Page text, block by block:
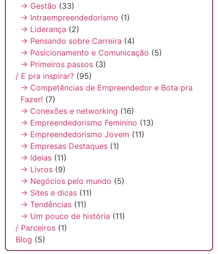
→ Gestão (33)
→ Intraempreendedorismo (1)
→ Liderança (2)
→ Pensando sobre Carreira (4)
→ Posicionamento e Comunicação (5)
→ Primeiros passos (3)
/ E pra inspirar? (95)
→ Competências de Empreendedor e Bota pra
Fazer! (7)
→ Conexões e networking (16)
→ Empreendedorismo Feminino (13)
→ Empreendedorismo Jovem (11)
→ Empresas Destaques (1)
→ Ideias (11)
→ Livros (9)
→ Negócios pelo mundo (5)
→ Sites e dicas (11)
→ Tendências (11)
→ Um pouco de história (11)
/ Parceiros (1)
Blog (5)